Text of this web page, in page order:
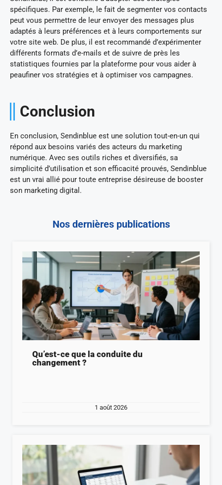
spécifiques. Par exemple, le fait de segmenter vos contacts
peut vous permettre de leur envoyer des messages plus
adaptés à leurs préférences et à leurs comportements sur
votre site web. De plus, il est recommandé d’expérimenter
différents formats d’e-mails et de suivre de près les
statistiques fournies par la plateforme pour vous aider à
peaufiner vos stratégies et à optimiser vos campagnes.
Conclusion
En conclusion, Sendinblue est une solution tout-en-un qui
répond aux besoins variés des acteurs du marketing
numérique. Avec ses outils riches et diversifiés, sa
simplicité d’utilisation et son efficacité prouvés, Sendinblue
est un vrai allié pour toute entreprise désireuse de booster
son marketing digital.
Nos dernières publications
Qu’est-ce que la conduite du
changement ?
1 août 2026